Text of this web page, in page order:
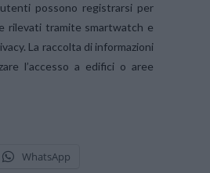
possono registrarsi per
rilevati tramite smartwatch e
La raccolta di informazioni
l’accesso a edifici o aree
WhatsApp